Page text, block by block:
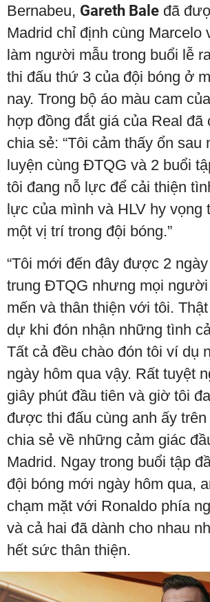
Bernabeu, Gareth Bale đã
Madrid chỉ định cùng Marcelo
làm người mẫu trong buổi lễ
thi đấu thứ 3 của đội bóng ở
nay. Trong bộ áo màu cam
hợp đồng đắt giá của Real đã
chia sẻ: “Tôi cảm thấy ổn sau
luyện cùng ĐTQG và 2 buổi
tôi đang nỗ lực để cải thiện
lực của mình và HLV hy vọng
một vị trí trong đội bóng.”
“Tôi mới đến đây được 2
trung ĐTQG nhưng mọi
mến và thân thiện với tôi.
dự khi đón nhận những tình
Tất cả đều chào đón tôi ví dụ
ngày hôm qua vậy. Rất tuyệt
giây phút đầu tiên và giờ tôi
được thi đấu cùng anh ấy trên
chia sẻ về những cảm giác
Madrid. Ngay trong buổi tập
đội bóng mới ngày hôm qua,
chạm mặt với Ronaldo phía
và cả hai đã dành cho nhau
hết sức thân thiện.